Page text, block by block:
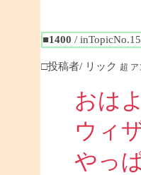
■1400 /
□投稿者/ リック 超 ア
おは
ウィ
やっ